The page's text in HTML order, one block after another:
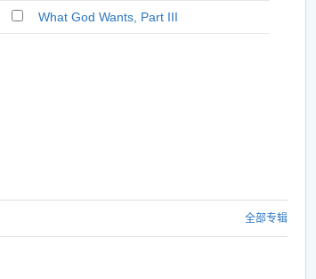
What God Wants, Part III
全部专辑